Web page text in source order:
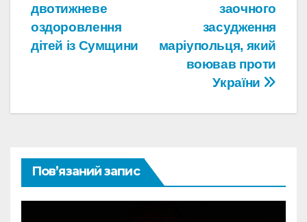
заочного
засудження
маріупольця, який
воював проти
України
двотижневе
оздоровлення
дітей із Сумщини
Пов’язаний запис